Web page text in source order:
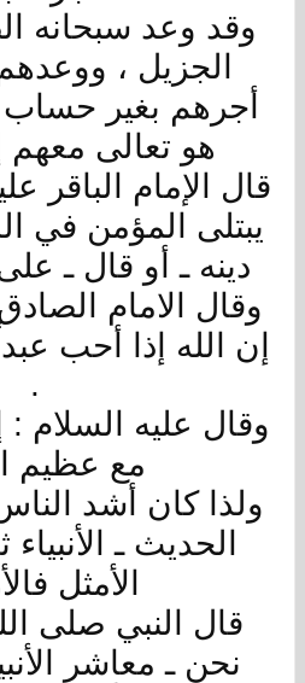
وقد وعد سبحانه
الجزيل ،
أجرهم بغير حساب
هو تعالى معهم
قال الإمام الباقر
يبتلى المؤمن في
دينه ـ أو قال ـ
وقال الامام
إن الله إذا أحب
.
وقال عليه السلام
مع عظيم
ولذا كان أشد
الحديث ـ الأنبياء
الأمثل
قال النبي صلى
نحن ـ معاشر